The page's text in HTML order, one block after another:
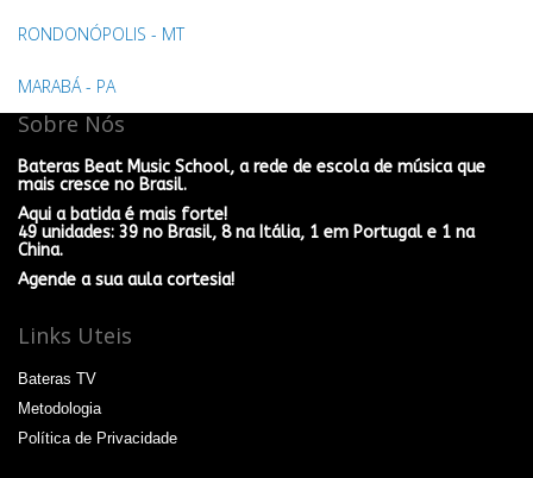
RONDONÓPOLIS - MT
MARABÁ - PA
Sobre Nós
Bateras Beat Music School, a rede de escola de música que
mais cresce no Brasil.
Aqui a batida é mais forte!
49 unidades: 39 no Brasil, 8 na Itália, 1 em Portugal e 1 na
China.
Agende a sua aula cortesia!
Links Uteis
Bateras TV
Metodologia
Política de Privacidade